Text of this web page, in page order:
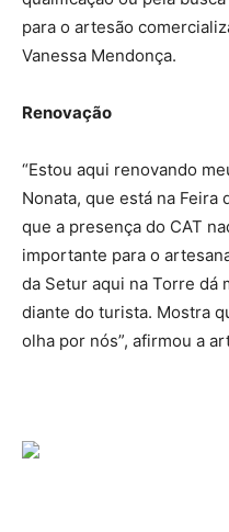
para o artesão
Vanessa Mendonça.
Renovação
“Estou aqui renovando
Nonata, que está na Feira
que a presença do CAT
importante para o
da Setur aqui na Torre dá
diante do turista. Mostra
olha por nós”, afirmou a